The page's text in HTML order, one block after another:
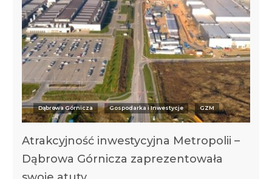
Dąbrowa Górnicza Gospodarka i Inwestycje GZM
Atrakcyjność inwestycyjna Metropolii –
Dąbrowa Górnicza zaprezentowała